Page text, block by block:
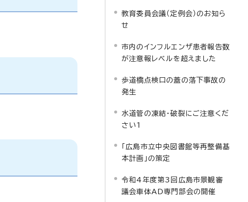
教育委員会議（定例会）のお知ら
せ
市内のインフルエンザ患者報告数
が注意報レベルを超えました
歩道橋点検口の蓋の落下事故の
発生
水道管の凍結・破裂にご注意くだ
さい1
「広島市立中央図書館等再整備基
本計画」の策定
令和4年度第3回広島市景観審
議会車体AD専門部会の開催